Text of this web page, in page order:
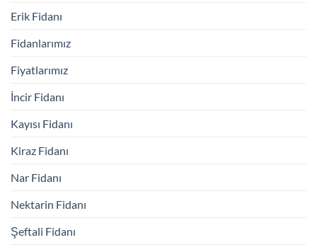
Erik Fidanı
Fidanlarımız
Fiyatlarımız
İncir Fidanı
Kayısı Fidanı
Kiraz Fidanı
Nar Fidanı
Nektarin Fidanı
Şeftali Fidanı